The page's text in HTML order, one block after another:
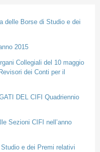
delle Borse di Studio e dei
2015
Collegiali del 10 maggio
dei Conti per il
DEL CIFI Quadriennio
Sezioni CIFI nell’anno
e dei Premi relativi